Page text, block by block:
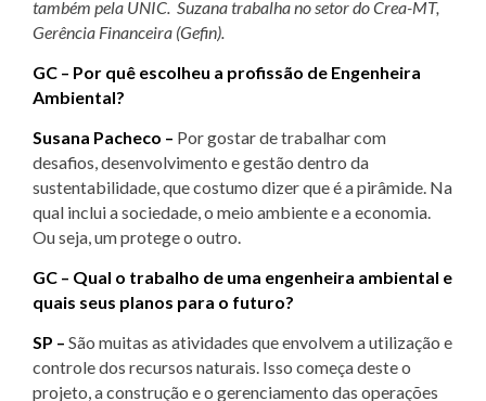
também pela UNIC. Suzana trabalha no setor do Crea-MT,
Gerência Financeira (Gefin).
GC – Por quê escolheu a profissão de Engenheira
Ambiental?
Susana Pacheco – Por gostar de trabalhar com
desafios, desenvolvimento e gestão dentro da
sustentabilidade, que costumo dizer que é a pirâmide. Na
qual inclui a sociedade, o meio ambiente e a economia.
Ou seja, um protege o outro.
GC – Qual o trabalho de uma engenheira ambiental e
quais seus planos para o futuro?
SP – São muitas as atividades que envolvem a utilização e
controle dos recursos naturais. Isso começa deste o
projeto, a construção e o gerenciamento das operações